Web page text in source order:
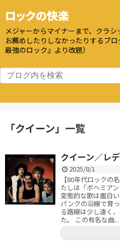
ロックの快楽
メジャーからマイナーまで、クラ
お薦めしたりしなかったりするブ
最強のロック』より改題）
「クイーン」 一覧
クイーン／レ
2025/8/1
【80年代ロックの
たしは「ボヘミア
変態的な歌は面白
パンクの沿線で育
る路線は少し遠く
た。 この有名な曲...